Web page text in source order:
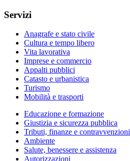
Servizi
Anagrafe e stato civile
Cultura e tempo libero
Vita lavorativa
Imprese e commercio
Appalti pubblici
Catasto e urbanistica
Turismo
Mobilità e trasporti
Educazione e formazione
Giustizia e sicurezza pubblica
Tributi, finanze e contravvenzioni
Ambiente
Salute, benessere e assistenza
Autorizzazioni